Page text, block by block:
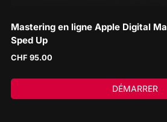
Mastering en ligne Apple Digital
Sped Up
CHF 95.00
DÉMARRER